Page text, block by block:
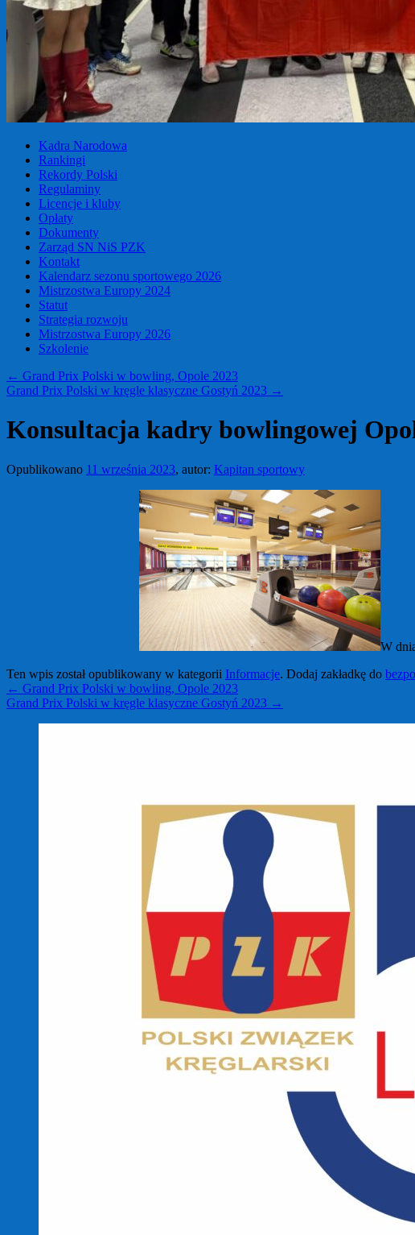
Kadra Narodowa
Rankingi
Rekordy Polski
Regulaminy
Licencje i kluby
Opłaty
Dokumenty
Zarząd SN NiS PZK
Kontakt
Kalendarz sezonu sportowego 2026
Mistrzostwa Europy 2024
Statut
Strategia rozwoju
Mistrzostwa Europy 2026
Szkolenie
← Grand Prix Polski w bowling, Opole 2023
Grand Prix Polski w kręgle klasyczne Gostyń 2023 →
Konsultacja kadry bowlingowej
Opublikowano 11 września 2023, autor: Kapitan sportowy
W
Ten wpis został opublikowany w kategorii Informacje. Dodaj zakładkę do
← Grand Prix Polski w bowling, Opole 2023
Grand Prix Polski w kręgle klasyczne Gostyń 2023 →